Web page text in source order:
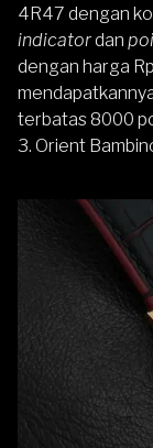
4R47 dengan
indicatordan
dengan harga
terbatas 8000
3. Orient